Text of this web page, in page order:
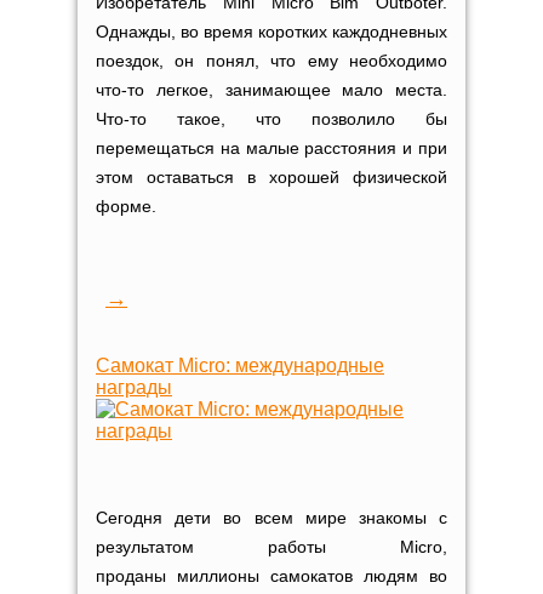
Однажды, во время коротких каждодневных
поездок, он понял, что ему необходимо
что-то легкое, занимающее мало места.
Что-то такое, что позволило бы
перемещаться на малые расстояния и при
этом оставаться в хорошей физической
форме.
→
Самокат Micro: международные
награды
Сегодня дети во всем мире знакомы с
результатом работы Micro,
проданы миллионы самокатов людям во